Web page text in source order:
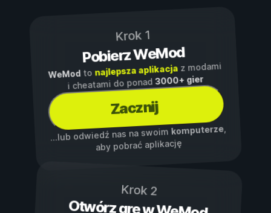
Krok 1
Pobierz WeMod
WeModto najlepsza aplikacjaz modami
i cheatami do ponad3000+ gier
Zacznij
...lub odwiedź nas na swoim komputerze,
aby pobrać aplikację
Krok 2